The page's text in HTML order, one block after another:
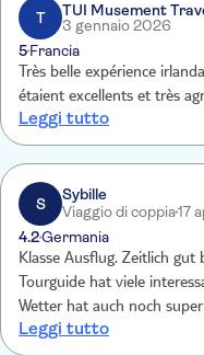
T
TUI Musement
3 gennaio 2026
5Francia
Très belle expérience
étaient excellents et très
Leggi tutto
S
Sybille
Viaggio di coppia17
4.2Germania
Klasse Ausflug. Zeitlich gut
Tourguide hat viele
Wetter hat auch noch
Leggi tutto